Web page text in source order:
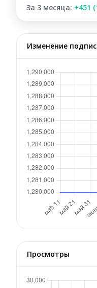
За 3 месяца: +451
Изменение
Просмотры